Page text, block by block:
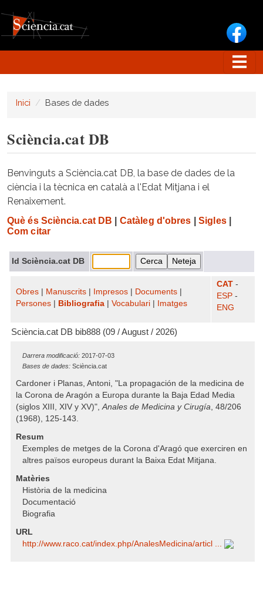
Inici Bases de dades
Sciència.cat DB
Benvinguts a Sciència.cat DB, la base de dades de la
ciència i la tècnica en català a l'Edat Mitjana i el
Renaixement.
Què és Sciència.cat DB Catàleg d'obres Sigles|
Com citar
Id Sciència.cat DB
Obres Manuscrits Impresos Documents
Persones
Bibliografia Vocabulari Imatges
CAT -
ESP -
ENG
Sciència.cat DB bib888 (09 / August / 2026)
Darrera modificació: 2017-07-03
Bases de dades: Sciència.cat
Cardoner i Planas, Antoni, "La propagación de la medicina de
la Corona de Aragón a Europa durante la Baja Edad Media
(siglos XIII, XIV y XV)",Anales de Medicina y Cirugía, 48/206
(1968), 125-143.
Resum
Exemples de metges de la Corona d'Aragó que exerciren en
altres països europeus durant la Baixa Edat Mitjana.
Matèries
Història de la medicina
Documentació
Biografia
URL
http:/​/​www.raco.cat/​index.php/​AnalesMedicina/​articl ...